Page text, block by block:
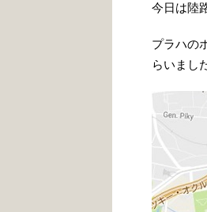
今日は陸
プラハの
らいまし